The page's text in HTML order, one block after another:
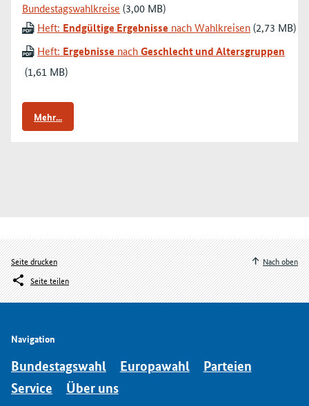
Bundestagswahlkreise
Heft: Endgültige Ergebnisse nach Wahlkreisen
Heft: Ergebnisse nachGeschlecht und Altersgruppen
Mehr...
Seite drucken
Seite teilen
Nach oben
Navigation
Bundestagswahl Europawahl
Parteien
Service
Über uns